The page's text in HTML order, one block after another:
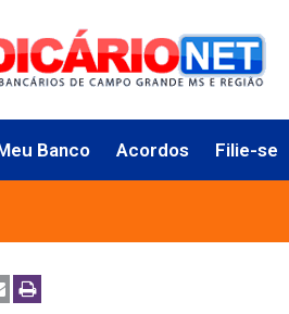
Banco Acordos Filie-se